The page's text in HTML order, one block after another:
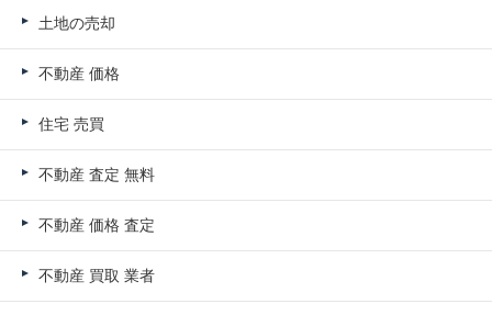
土地の売却
不動産 価格
住宅 売買
不動産 査定 無料
不動産 価格 査定
不動産 買取 業者